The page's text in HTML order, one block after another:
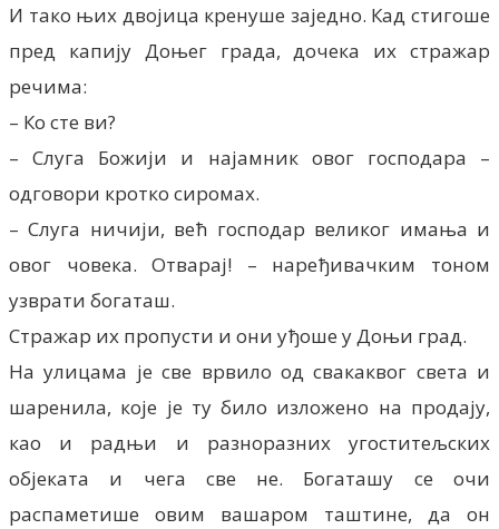
И тако њих двојица кренуше заједно. Кад стигоше
пред капију Доњег града, дочека их стражар
речима:
– Ко сте ви?
– Слуга Божији и најамник овог господара –
одговори кротко сиромах.
– Слуга ничији, већ господар великог имања и
овог човека. Отварај! – наређивачким тоном
узврати богаташ.
Стражар их пропусти и они уђоше у Доњи град.
На улицама је све врвило од свакаквог света и
шаренила, које је ту било изложено на продају,
као и радњи и разноразних угоститељских
објеката и чега све не. Богаташу се очи
распаметише овим вашаром таштине, да он